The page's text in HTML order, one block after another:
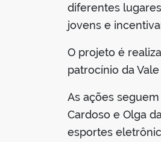
diferentes
jovens e
O projeto é
patrocínio da
As ações
Cardoso e Olga
esportes